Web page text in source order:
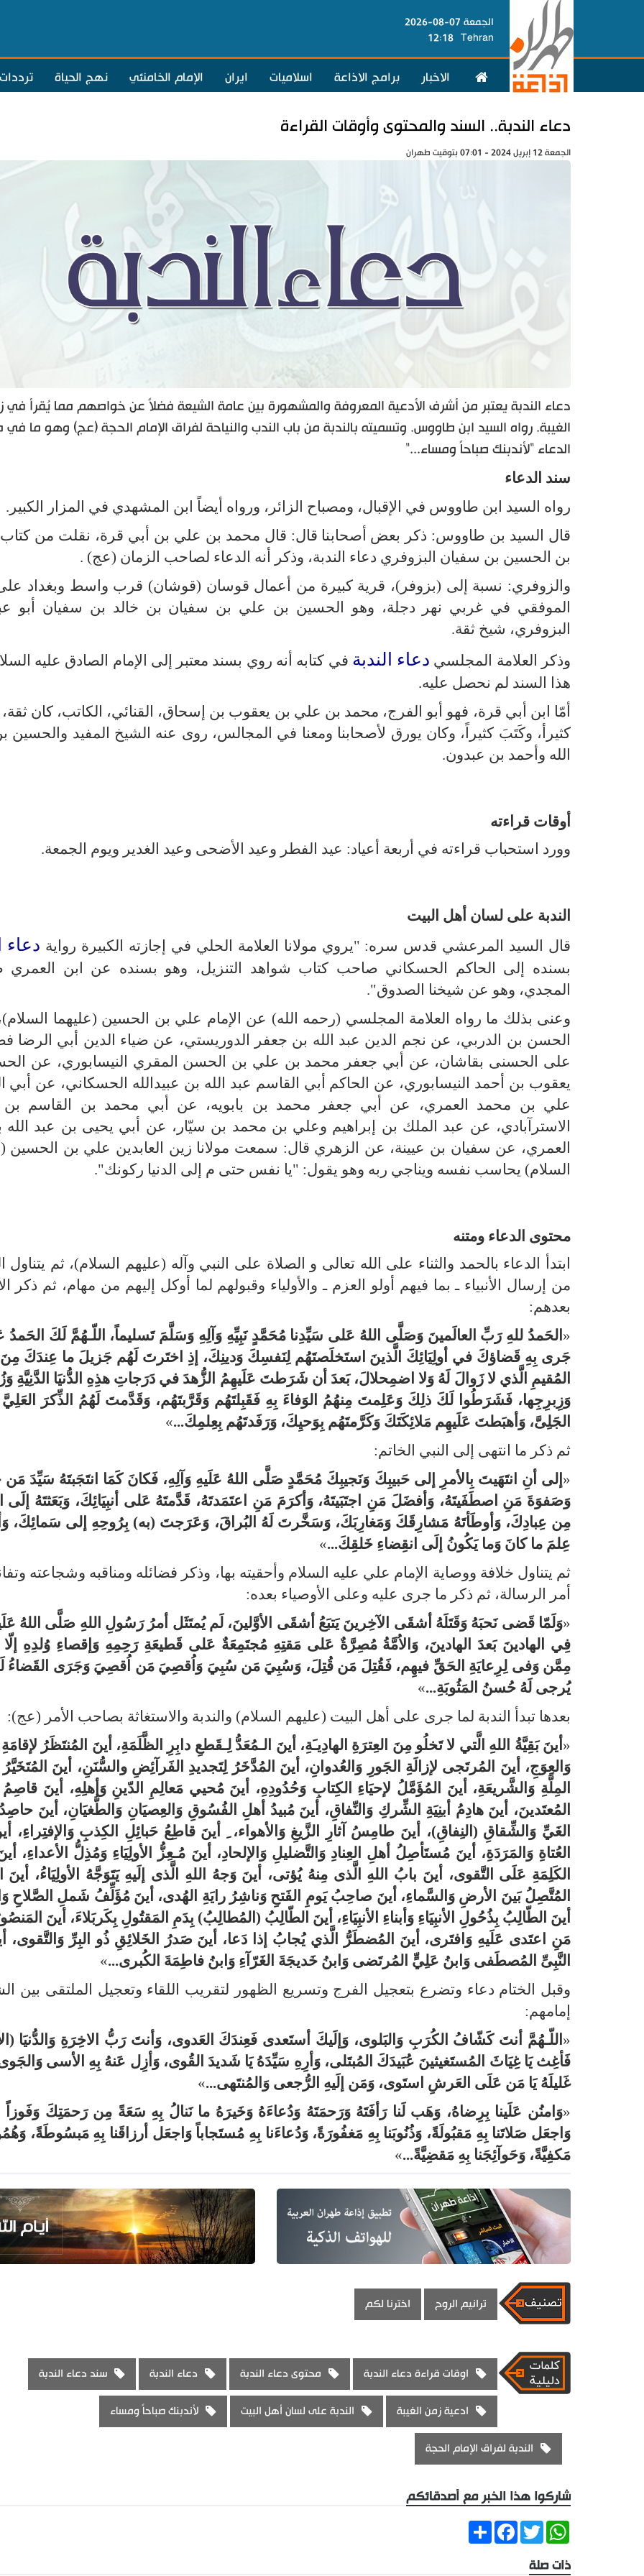
الجمعة 07-08-2026
Tehran
12:18
الاخبار برامج الاذاعة اسلاميات ايران الإمام الخامنئي نهج الحياة ترددات
دعاء الندبة.. السند والمحتوى وأوقات القراءة
الجمعة 12 إبريل 2024 - 07:01 بتوقيت طهران
دعاء الندبة يعتبر من أشرف الأدعية المعروفة والمشهورة بين عامة الشيعة فضلاً عن خواصهم مما يُقرأ في
الغيبة. رواه السيد ابن طاووس. وتسميته بالندبة من باب الندب والنياحة لفراق الإمام الحجة (عج) وهو ما في
الدعاء "لأندبنك صباحاً ومساء..."
سند الدعاء
رواه السيد ابن طاووس في الإقبال، ومصباح الزائر، ورواه أيضاً ابن المشهدي في المزار الكبير.
قال السيد بن طاووس: ذكر بعض أصحابنا قال: قال محمد بن علي بن أبي قرة، نقلت من
بن الحسين بن سفيان البزوفري دعاء الندبة، وذكر أنه الدعاء لصاحب الزمان (عج) .
والزوفري: نسبة إلى (بزوفر)، قرية كبيرة من أعمال قوسان (قوشان) قرب واسط وبغداد على
الموفقي في غربي نهر دجلة، وهو الحسين بن علي بن سفيان بن خالد بن سفيان أبو
البزوفري، شيخ ثقة.
وذكر العلامة المجلسي دعاء الندبة في كتابه أنه روي بسند معتبر إلى الإمام الصادق عليه
هذا السند لم نحصل عليه.
أمّا ابن أبي قرة، فهو أبو الفرج، محمد بن علي بن يعقوب بن إسحاق، القنائي، الكاتب، كان
كثيرأ، وكَتَبَ كثيراً، وكان يورق لأصحابنا ومعنا في المجالس، روى عنه الشيخ المفيد والحسين
الله وأحمد بن عبدون.
أوقات قراءته
وورد استحباب قراءته في أربعة أعياد: عيد الفطر وعيد الأضحى وعيد الغدير ويوم الجمعة.
الندبة على لسان أهل البيت
قال السيد المرعشي قدس سره: "يروي مولانا العلامة الحلي في إجازته الكبيرة رواية دعاء
بسنده إلى الحاكم الحسكاني صاحب كتاب شواهد التنزيل، وهو بسنده عن ابن
المجدي، وهو عن شيخنا الصدوق".
وعنى بذلك ما رواه العلامة المجلسي (رحمه الله) عن الإمام علي بن الحسين (عليهما
الحسن بن الدربي، عن نجم الدين عبد الله بن جعفر الدوريستي، عن ضياء الدين أبي الرضا
على الحسنى بقاشان، عن أبي جعفر محمد بن علي بن الحسن المقري النيسابوري، عن
يعقوب بن أحمد النيسابوري، عن الحاكم أبي القاسم عبد الله بن عبيدالله الحسكاني، عن أبي
علي بن محمد العمري، عن أبي جعفر محمد بن بابويه، عن أبي محمد بن القاسم
الاسترآبادي، عن عبد الملك بن إبراهيم وعلي بن محمد بن سيّار، عن أبي يحيى بن عبد الله
العمري، عن سفيان بن عيينة، عن الزهري قال: سمعت مولانا زين العابدين علي بن الحسين
السلام) يحاسب نفسه ويناجي ربه وهو يقول: "يا نفس حتى م إلى الدنيا ركونك".
محتوى الدعاء ومتنه
ابتدأ الدعاء بالحمد والثناء على الله تعالى و الصلاة على النبي وآله (عليهم السلام)، ثم يتناول
من إرسال الأنبياء ـ بما فيهم أولو العزم ـ والأولياء وقبولهم لما أوكل إليهم من مهام، ثم ذكر
بعدهم:
« الحَمدُ للهِ رَبِّ العالَمينَ وَصَلَّى اللهُ عَلى سَيِّدِنا مُحَمَّدٍ نَبِيِّهِ وَآلِهِ وَسَلَّمَ تَسليماً، اللّـهُمَّ لَكَ الحَمدُ
جَرى بِهِ قَضاؤكَ في أولِيَائِكَ الَّذينَ استَخلَصتَهُم لِنَفسِكَ وَدينِكَ، إذِ اختَرتَ لَهُم جَزيلَ ما عِندَكَ مِنَ
المُقيمِ الَّذي لا زَوالَ لَهُ وَلا اضمِحلالَ، بَعدَ أن شَرَطتَ عَلَيهِمُ الزُّهدَ في دَرَجاتِ هذِهِ الدُّنيَا الدَّنِيَّةِ
وَزِبرِجِها، فَشَرَطُوا لَكَ ذلِكَ وَعَلِمتَ مِنهُمُ الوَفاءَ بِهِ فَقَبِلتَهُم وَقَرَّبتَهُم، وَقَدَّمتَ لَهُمُ الذِّكرَ العَلِيَّ
الجَلِىَّ، وَأهبَطتَ عَلَيهِم مَلائِكَتَكَ وَكَرَّمتَهُم بِوَحيِكَ، وَرَفَدتَهُم بِعِلمِكَ...»
ثم ذكر ما انتهى إلى النبي الخاتم:
« إلى أنِ انتَهَيتَ بِالأمرِ إلى حَبيبِكَ وَنَجيبِكَ مُحَمَّدٍ صَلَّى اللهُ عَلَيهِ وَآلِهِ، فَكانَ كَمَا انتَجَبتَهُ سَيِّدَ مَن
وَصَفوَةَ مَنِ اصطَفَيتَهُ، وَأفضَلَ مَنِ اجتَبَيتَهُ، وَأكرَمَ مَنِ اعتَمَدتَهُ، قَدَّمتَهُ عَلى أنبِيَائِكَ، وَبَعَثتَهُ إلَى
مِن عِبادِكَ، وَأوطَأتَهُ مَشارِقَكَ وَمَغارِبَكَ، وَسَخَّرتَ لَهُ البُراقَ، وَعَرَجتَ (به) بِرُوحِهِ إلى سَمائِكَ،
عِلمَ ما كانَ وَما يَكُونُ إلَى انقِضاءِ خَلقِكَ...»
ثم يتناول خلافة ووصاية الإمام علي عليه السلام وأحقيته بها، وذكر فضائله ومناقبه وشجاعته
أمر الرسالة، ثم ذكر ما جرى عليه وعلى الأوصياء بعده:
«وَلَمّا قَضى نَحبَهُ وَقَتَلَهُ أشقَى الآخِرينَ يَتبَعُ أشقَى الأوَّلينَ، لَم يُمتَثَل أمرُ رَسُولِ اللهِ صَلَّى اللهُ
فِي الهادينَ بَعدَ الهادينَ، وَالاُمَّةُ مُصِرَّةٌ عَلى مَقتِهِ مُجتَمِعَةٌ عَلى قَطيعَةِ رَحِمِهِ وَإقصاءِ وُلدِهِ إلّا
مِمَّن وَفى لِرِعايَةِ الحَقِّ فيهِم، فَقُتِلَ مَن قُتِلَ، وَسُبِيَ مَن سُبِيَ وَاُقصِيَ مَن اُقصِيَ وَجَرَى القَضاءُ
يُرجى لَهُ حُسنُ المَثُوبَةِ...»
بعدها تبدأ الندبة لما جرى على أهل البيت (عليهم السلام) والندبة والاستغاثة بصاحب الأمر (عج):
« أينَ بَقِيَّةُ اللهِ الَّتي لا تَخلُو مِنَ العِترَةِ الهادِيـَةِ، أينَ الـمُعَدُّ لِـقَطعِ دابِرِ الظَّلَمَةِ، أينَ المُنتَظَرُ
وَالعِوَجِ، أينَ المُرتَجى لإزالَةِ الجَورِ وَالعُدوانِ، أينَ المُدَّخَرُ لِتَجديدِ الفَرآئِضِ والسُّنَنِ، أينَ المُتَخَيَّرُ
المِلَّةِ وَالشَّريعَةِ، أينَ المُؤَمَّلُ لإحيَاءِ الكِتابِ وَحُدُودِهِ، أينَ مُحيي مَعالِمِ الدّينِ وَأهلِهِ، أينَ
المُعتَدينَ، أينَ هادِمُ أبنِيَةِ الشِّركِ وَالنِّفاقِ، أينَ مُبيدُ أهلِ الفُسُوقِ وَالعِصيَانِ وَالطُّغيَانِ، أينَ
الغَيِّ وَالشِّقاقِ (النِفاقِ)، أينَ طامِسُ آثارِ الزَّيغِ وَالأهواء، ِ أينَ قاطِعُ حَبائِلِ الكِذبِ وَالإفتِراءِ،
العُتاةِ وَالمَرَدَةِ، أينَ مُستَأصِلُ أهلِ العِنادِ وَالتَّضليلِ وَالإلحادِ، أينَ مُـعِزُّ الأولِيَاءِ وَمُذِلُّ الأعداءِ،
الكَلِمَةِ عَلَى التَّقوى، أينَ بابُ اللهِ الَّذى مِنهُ يُؤتى، أينَ وَجهُ اللهِ الَّذى إلَيهِ يَتَوَجَّهُ الأولِيَاءُ،
المُتَّصِلُ بَينَ الأرضِ وَالسَّماءِ، أينَ صاحِبُ يَومِ الفَتحِ وَناشِرُ رايَةِ الهُدى، أينَ مُؤَلِّفُ شَملِ الصَّلاحِ
أينَ الطّالِبُ بِذُحُولِ الأنبِيَاءِ وَأبناءِ الأنبِيَاءِ، أينَ الطّالِبُ (المُطالِبُ) بِدَمِ المَقتُولِ بِكَربَلاءَ، أينَ
مَنِ اعتَدى عَلَيهِ وَافتَرى، أينَ المُضطَرُّ الَّذي يُجابُ إذا دَعا، أينَ صَدرُ الخَلائِقِ ذُو البِرِّ وَالتَّقوى،
النَّبِىِّ المُصطَفى وَابنُ عَلِيٍّ المُرتَضى وَابنُ خَديجَةَ الغَرّآءِ وَابنُ فاطِمَةَ الكُبرى...»
وقبل الختام دعاء وتضرع بتعجيل الفرج وتسريع الظهور لتقريب اللقاء وتعجيل الملتقى بين
إمامهم:
« اللّـهُمَّ أنتَ كَشّافُ الكُرَبِ وَالبَلوى، وَإلَيكَ أستَعدى فَعِندَكَ العَدوى، وَأنتَ رَبُّ الاخِرَةِ وَالدُّنيَا
فَأغِث يَا غِيَاثَ المُستَغيثينَ عُبَيدَكَ المُبتَلى، وَأرِهِ سَيِّدَهُ يَا شَديدَ القُوى، وَأزِل عَنهُ بِهِ الأسى
غَليلَهُ يَا مَن عَلَى العَرشِ استَوى، وَمَن إلَيهِ الرُّجعى وَالمُنتَهى...»
«وَامنُن عَلَينا بِرِضاهُ، وَهَب لَنا رَأفَتَهُ وَرَحمَتَهُ وَدُعاءَهُ وَخَيرَهُ ما نَنالُ بِهِ سَعَةً مِن رَحمَتِكَ وَفَوزاً
وَاجعَل صَلاتَنا بِهِ مَقبُولَةً، وَذُنُوبَنا بِهِ مَغفُورَةً، وَدُعاءَنا بِهِ مُستَجاباً وَاجعَل أرزاقَنا بِهِ مَبسُوطَةً،
مَكفِيَّةً، وَحَوآئِجَنا بِهِ مَقضِيَّةً...»
ترانيم الروح اخترنا لكم
اوقات قراءة دعاء الندبة محتوى دعاء الندبة دعاء الندبة سند دعاء الندبة
ادعية زمن الغيبة الندبة على لسان أهل البيت لأندبنك صباحاً ومساء
الندبة لفراق الإمام الحجة
شاركوا هذا الخبر مع أصدقائكم
ShareFacebookTwitter
WhatsApp
ذات صلة